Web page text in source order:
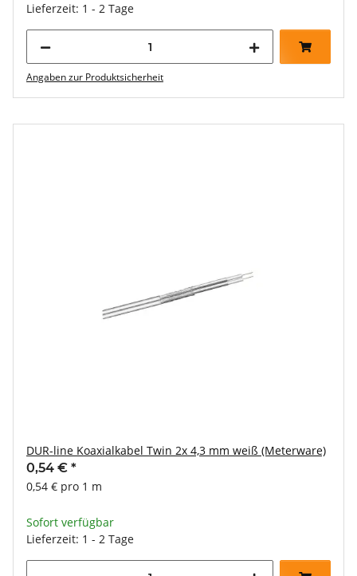
Lieferzeit: 1 - 2 Tage
Angaben zur Produktsicherheit
DUR-line Koaxialkabel Twin 2x 4,3 mm weiß (Meterware)
0,54 € *
0,54 € pro 1 m
Sofort verfügbar
Lieferzeit: 1 - 2 Tage